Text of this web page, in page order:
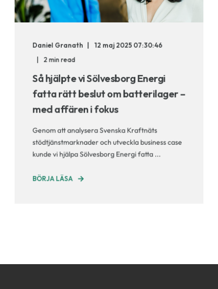
Daniel Granath
12 maj 2025 07:30:46
2 min read
Så hjälpte vi Sölvesborg Energi
fatta rätt beslut om batterilager –
med affären i fokus
Genom att analysera Svenska Kraftnäts
stödtjänstmarknader och utveckla business case
kunde vi hjälpa Sölvesborg Energi fatta ...
BÖRJA LÄSA